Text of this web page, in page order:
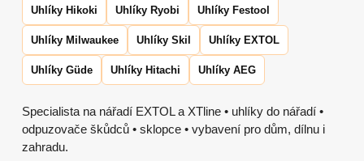
Uhlíky Hikoki Uhlíky Ryobi Uhlíky Festool
Uhlíky Milwaukee Uhlíky Skil Uhlíky EXTOL
Uhlíky Güde Uhlíky Hitachi Uhlíky AEG
Specialista na nářadí EXTOL a XTline • uhlíky do nářadí •
odpuzovače škůdců • sklopce • vybavení pro dům, dílnu i
zahradu.